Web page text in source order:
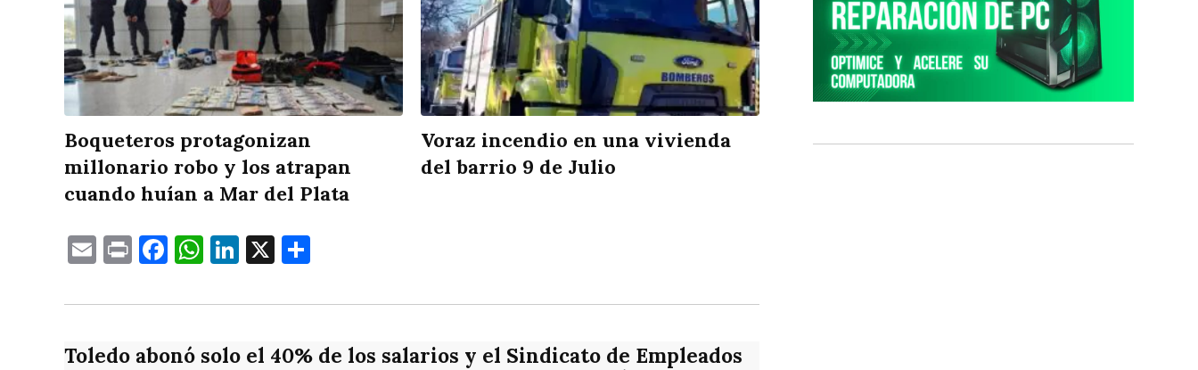
Boqueteros protagonizan
millonario robo y los atrapan
cuando huían a Mar del Plata
Voraz incendio en una vivienda
del barrio 9 de Julio
EmailPrintFacebook
WhatsApp
LinkedIn
X
Toledo abonó solo el 40% de los salarios y el Sindicato de Empleados